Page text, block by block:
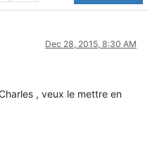
Dec 28, 2015, 8:30 AM
, veux le mettre en